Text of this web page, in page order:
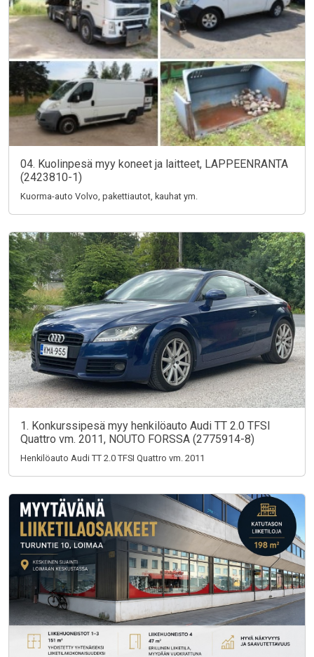
04. Kuolinpesä myy koneet ja laitteet, LAPPEENRANTA
(2423810-1)
Kuorma-auto Volvo, pakettiautot, kauhat ym.
1. Konkurssipesä myy henkilöauto Audi TT 2.0 TFSI
Quattro vm. 2011, NOUTO FORSSA (2775914-8)
Henkilöauto Audi TT 2.0 TFSI Quattro vm. 2011